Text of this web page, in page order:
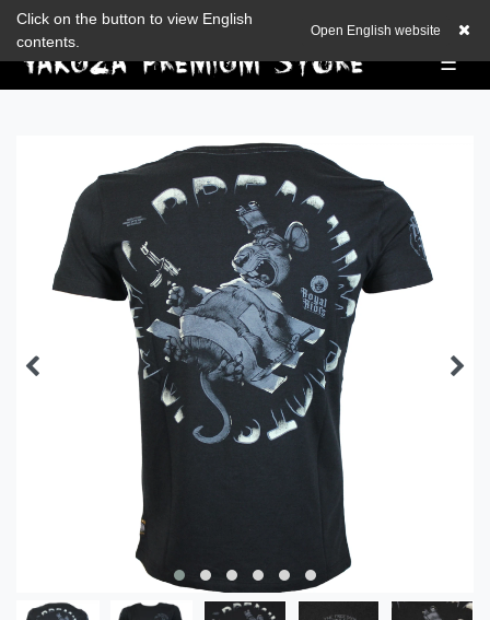
Zum Blog
☰
Click on the button to view English
contents.
Open English website